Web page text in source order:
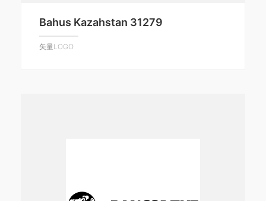
Bahus Kazahstan 31279
矢量LOGO